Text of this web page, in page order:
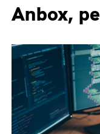
Anbox,